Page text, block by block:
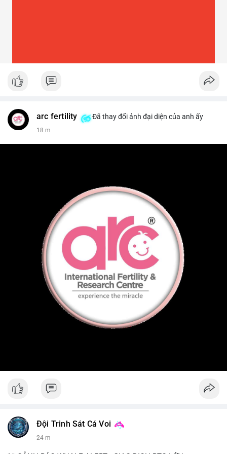
arc fertility Đã thay đổi ảnh đại diện của anh ấy
18 m
Đội Trinh Sát Cá Voi
24 m